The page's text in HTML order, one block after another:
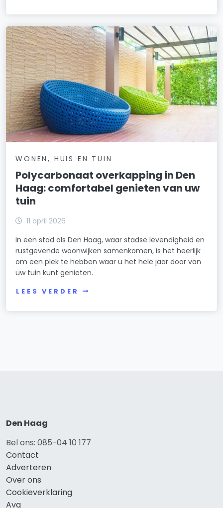
WONEN, HUIS EN TUIN
Polycarbonaat overkapping in Den
Haag: comfortabel genieten van uw
tuin
11 april 2026
In een stad als Den Haag, waar stadse levendigheid en
rustgevende woonwijken samenkomen, is het heerlijk
om een plek te hebben waar u het hele jaar door van
uw tuin kunt genieten.
LEES VERDER
Den Haag
Bel ons: 085-04 10 177
Contact
Adverteren
Over ons
Cookieverklaring
Avg